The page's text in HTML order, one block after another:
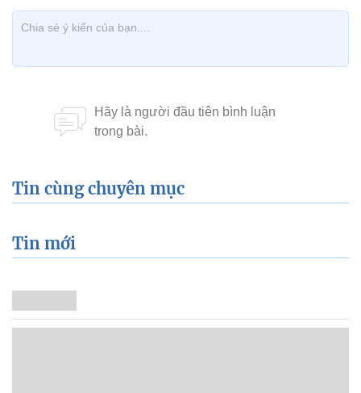
Tin cùng chuyên mục
Tin mới